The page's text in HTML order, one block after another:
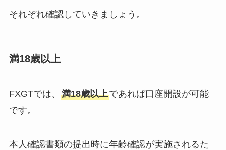
それぞれ確認していきましょう。
満18歳以上
FXGTでは、 満18歳以上であれば口座開設が可能
です。
本人確認書類の提出時に年齢確認が実施されるた